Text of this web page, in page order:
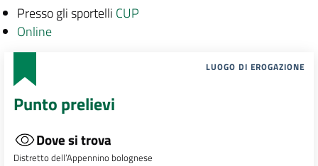
Presso gli sportelli CUP
Online
LUOGO DI EROGAZIONE
Punto prelievi
Dove si trova
Distretto dell’Appennino bolognese